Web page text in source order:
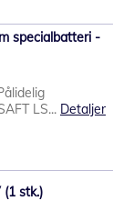
specialbatteri -
LS... Detaljer
stk.)